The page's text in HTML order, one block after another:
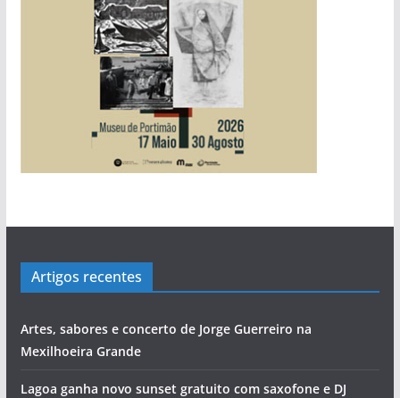
Artigos recentes
Artes, sabores e concerto de Jorge Guerreiro na
Mexilhoeira Grande
Lagoa ganha novo sunset gratuito com saxofone e DJ